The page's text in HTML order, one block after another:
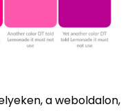
a weboldalon,